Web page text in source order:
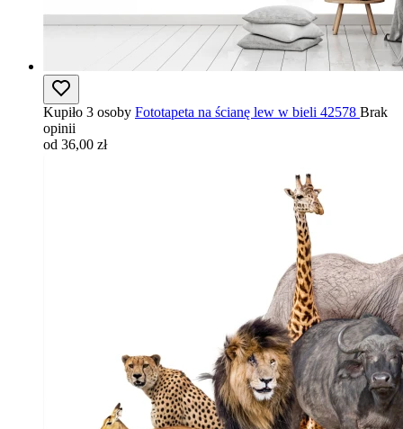
Kupiło 3 osoby Fototapeta na ścianę lew w bieli 42578 Brak
opinii
od 36,00 zł